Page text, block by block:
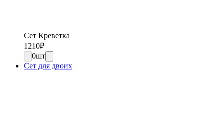
Сет Креветка
1210₽
0шт
Сет для двоих